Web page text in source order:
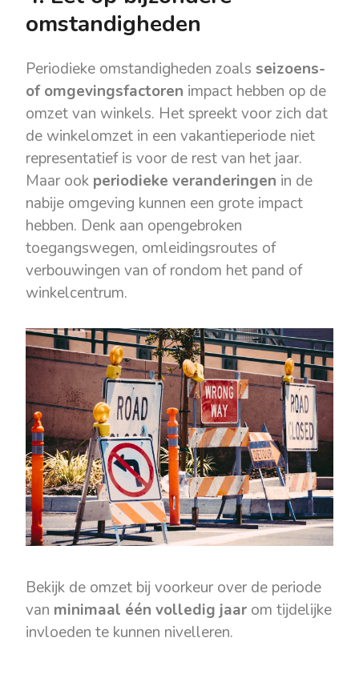
omstandigheden
Periodieke omstandigheden zoals seizoens-
of omgevingsfactoren impact hebben op de
omzet van winkels. Het spreekt voor zich dat
de winkelomzet in een vakantieperiode niet
representatief is voor de rest van het jaar.
Maar ook periodieke veranderingen in de
nabije omgeving kunnen een grote impact
hebben. Denk aan opengebroken
toegangswegen, omleidingsroutes of
verbouwingen van of rondom het pand of
winkelcentrum.
Bekijk de omzet bij voorkeur over de periode
van minimaal één volledig jaar om tijdelijke
invloeden te kunnen nivelleren.